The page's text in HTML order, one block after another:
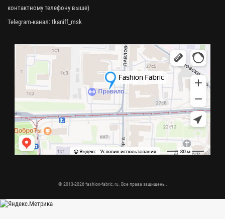
контактному телефону выше)
Telegram-канал: tkaniff_msk
© 2013-2026 fashion-fabric.ru. Все права защищены.